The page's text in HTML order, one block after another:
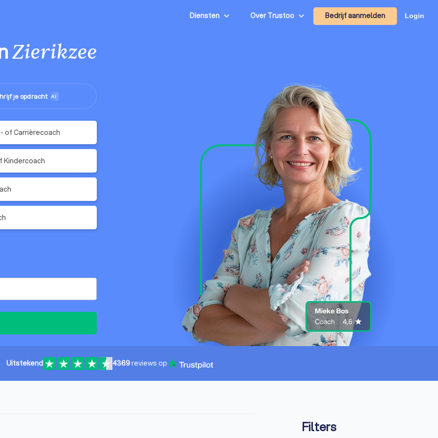
Diensten Over Trustoo Bedrijf aanmelden Login
Zierikzee
je opdracht AI
of Carrièrecoach
Kindercoach
Uitstekend 4369reviews op
Filters